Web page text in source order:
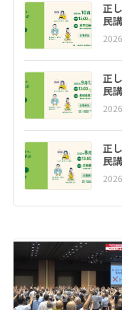
正
民
正
民
正
民